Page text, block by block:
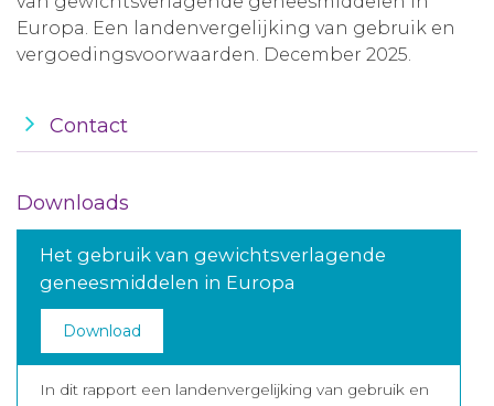
Europa. Een landenvergelijking van gebruik en
vergoedingsvoorwaarden. December 2025.
Contact
Downloads
Het gebruik van gewichtsverlagende
geneesmiddelen in Europa
Download
In dit rapport een landenvergelijking van gebruik en